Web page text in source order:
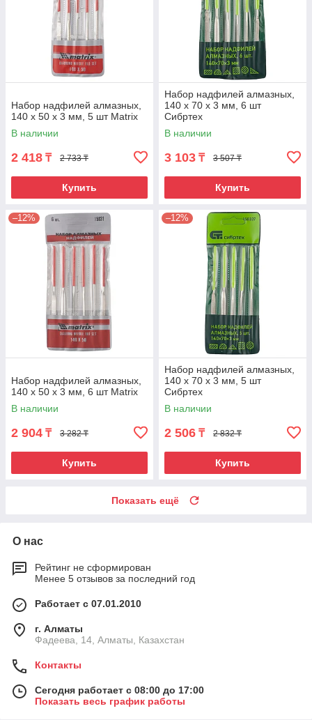
Набор надфилей алмазных,
140 х 50 х 3 мм, 5 шт Matrix
В наличии
2 418 ₸ 2 733 ₸
Купить
Набор надфилей алмазных,
140 х 70 х 3 мм, 6 шт
Сибртех
В наличии
3 103 ₸ 3 507 ₸
Купить
–12%
Набор надфилей алмазных,
140 х 50 х 3 мм, 6 шт Matrix
В наличии
2 904 ₸ 3 282 ₸
Купить
–12%
Набор надфилей алмазных,
140 х 70 х 3 мм, 5 шт
Сибртех
В наличии
2 506 ₸ 2 832 ₸
Купить
Показать ещё
О нас
Рейтинг не сформирован
Менее 5 отзывов за последний год
Работает с 07.01.2010
г. Алматы
Фадеева, 14, Алматы, Казахстан
Контакты
Сегодня работает с 08:00 до 17:00
Показать весь график работы